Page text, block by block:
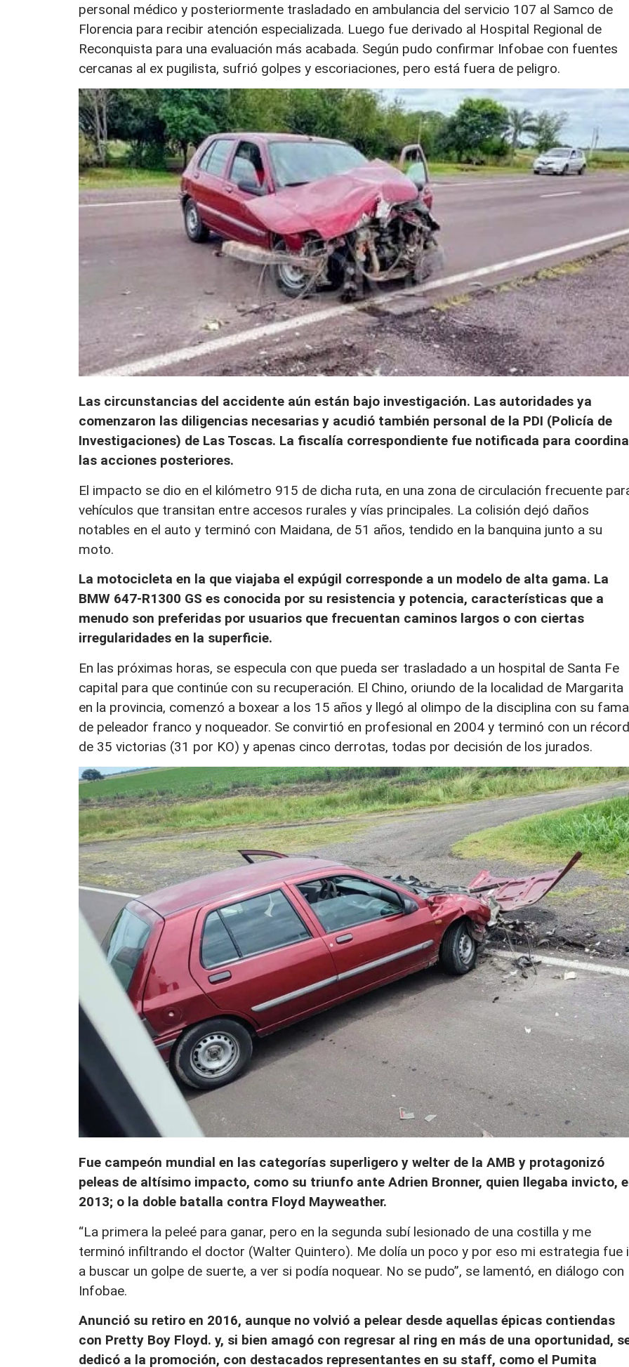
personal médico y posteriormente trasladado en ambulancia del servicio 107 al Samco de
Florencia para recibir atención especializada. Luego fue derivado al Hospital Regional de
Reconquista para una evaluación más acabada. Según pudo confirmar Infobae con fuentes
cercanas al ex pugilista, sufrió golpes y escoriaciones, pero está fuera de peligro.
Las circunstancias del accidente aún están bajo investigación. Las autoridades ya
comenzaron las diligencias necesarias y acudió también personal de la PDI (Policía de
Investigaciones) de Las Toscas. La fiscalía correspondiente fue notificada para
las acciones posteriores.
El impacto se dio en el kilómetro 915 de dicha ruta, en una zona de circulación frecuente
vehículos que transitan entre accesos rurales y vías principales. La colisión dejó daños
notables en el auto y terminó con Maidana, de 51 años, tendido en la banquina junto a su
moto.
La motocicleta en la que viajaba el expúgil corresponde a un modelo de alta gama. La
BMW 647-R1300 GS es conocida por su resistencia y potencia, características que a
menudo son preferidas por usuarios que frecuentan caminos largos o con ciertas
irregularidades en la superficie.
En las próximas horas, se especula con que pueda ser trasladado a un hospital de Santa Fe
capital para que continúe con su recuperación. El Chino, oriundo de la localidad de Margarita
en la provincia, comenzó a boxear a los 15 años y llegó al olimpo de la disciplina con su fama
de peleador franco y noqueador. Se convirtió en profesional en 2004 y terminó con un récord
de 35 victorias (31 por KO) y apenas cinco derrotas, todas por decisión de los jurados.
Fue campeón mundial en las categorías superligero y welter de la AMB y protagonizó
peleas de altísimo impacto, como su triunfo ante Adrien Bronner, quien llegaba invicto,
2013; o la doble batalla contra Floyd Mayweather.
“La primera la peleé para ganar, pero en la segunda subí lesionado de una costilla y me
terminó infiltrando el doctor (Walter Quintero). Me dolía un poco y por eso mi estrategia fue
a buscar un golpe de suerte, a ver si podía noquear. No se pudo”, se lamentó, en diálogo con
Infobae.
Anunció su retiro en 2016, aunque no volvió a pelear desde aquellas épicas contiendas
con Pretty Boy Floyd. y, si bien amagó con regresar al ring en más de una oportunidad,
dedicó a la promoción, con destacados representantes en su staff, como el Pumita